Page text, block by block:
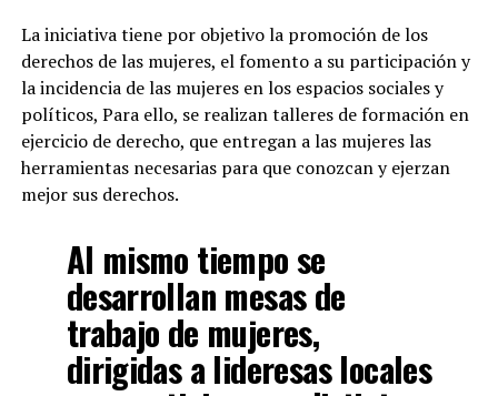
La iniciativa tiene por objetivo la promoción de los
derechos de las mujeres, el fomento a su participación y
la incidencia de las mujeres en los espacios sociales y
políticos, Para ello, se realizan talleres de formación en
ejercicio de derecho, que entregan a las mujeres las
herramientas necesarias para que conozcan y ejerzan
mejor sus derechos.
Al mismo tiempo se
desarrollan mesas de
trabajo de mujeres,
dirigidas a lideresas locales